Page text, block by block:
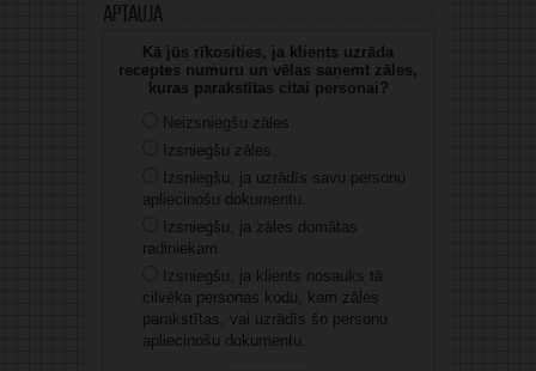
Aptauja
Kā jūs rīkosities, ja klients uzrāda
receptes numuru un vēlas saņemt zāles,
kuras parakstītas citai personai?
Neizsniegšu zāles.
Izsniegšu zāles.
Izsniegšu, ja uzrādīs savu personu
apliecinošu dokumentu.
Izsniegšu, ja zāles domātas
radiniekam.
Izsniegšu, ja klients nosauks tā
cilvēka personas kodu, kam zāles
parakstītas, vai uzrādīs šo personu
apliecinošu dokumentu.